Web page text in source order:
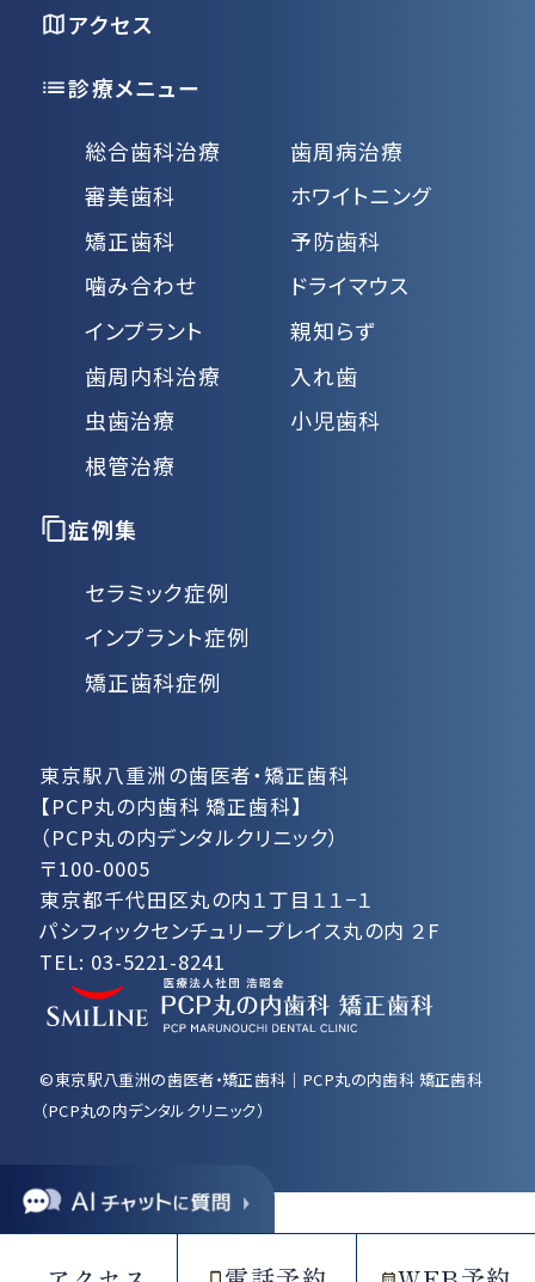
アクセス
診療メニュー
総合歯科治療
審美歯科
矯正歯科
噛み合わせ
インプラント
歯周内科治療
虫歯治療
根管治療
歯周病治療
ホワイトニング
予防歯科
ドライマウス
親知らず
入れ歯
小児歯科
症例集
セラミック症例
インプラント症例
矯正歯科症例
東京駅八重洲の歯医者・矯正歯科
【PCP丸の内歯科 矯正歯科】
（PCP丸の内デンタルクリニック）
〒100-0005
東京都千代田区丸の内１丁目１１−１
パシフィックセンチュリープレイス丸の内 ２F
TEL: 03-5221-8241
©東京駅八重洲の歯医者・矯正歯科｜PCP丸の内歯科 矯正歯科
（PCP丸の内デンタルクリニック）